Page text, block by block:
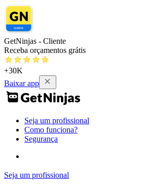
GetNinjas - Cliente
Receba orçamentos grátis
+30K
Baixar app
Seja um profissional
Como funciona?
Segurança
Seja um profissional